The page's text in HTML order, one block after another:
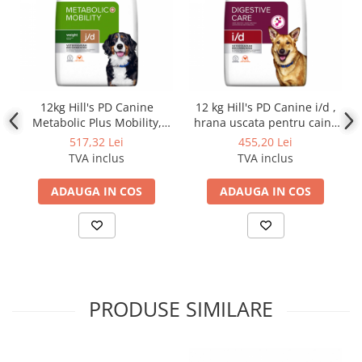
12kg Hill's PD Canine
Metabolic Plus Mobility,
hrană uscată dietă
veterinară pentru câini cu
517,32 Lei
TVA inclus
ADAUGA IN COS
12 kg Hill's PD Canine i/d ,
hrana uscata pentru caini,
dieta veterinara pentru
caini cu probleme digestive
455,20 Lei
TVA inclus
ADAUGA IN COS
PRODUSE SIMILARE